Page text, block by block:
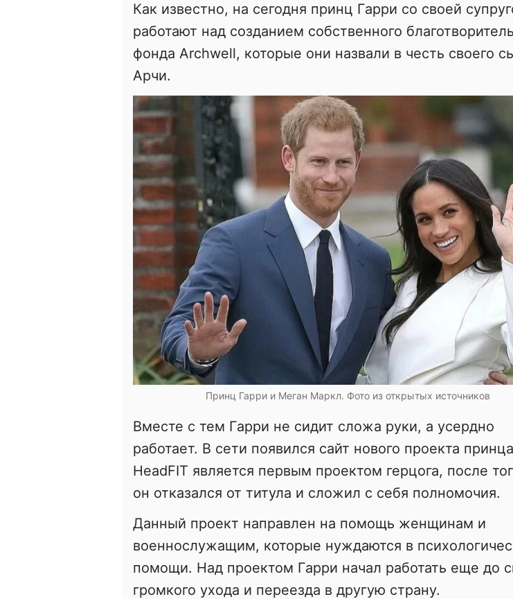
Как известно, на сегодня принц Гарри со своей
работают над созданием собственного
фонда Archwell, которые они назвали в честь своего
Арчи.
Принц Гарри и Меган Маркл. Фото из открытых источников
Вместе с тем Гарри не сидит сложа руки, а усердно
работает. В сети появился сайт нового проекта
HeadFIT является первым проектом герцога, после
он отказался от титула и сложил с себя полномочия.
Данный проект направлен на помощь женщинам и
военнослужащим, которые нуждаются в
помощи. Над проектом Гарри начал работать еще до
громкого ухода и переезда в другую страну.